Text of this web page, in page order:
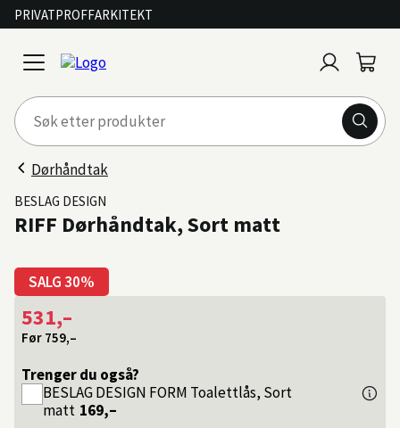
PRIVATPROFFARKITEKT
open
menu
inn
Dørhåndtak
SALG 30%
BESLAG DESIGN
RIFF Dørhåndtak, Sort matt
531,–
Før 759,–
Trenger du også?
BESLAG DESIGN FORM Toalettlås, Sort
matt 169,–